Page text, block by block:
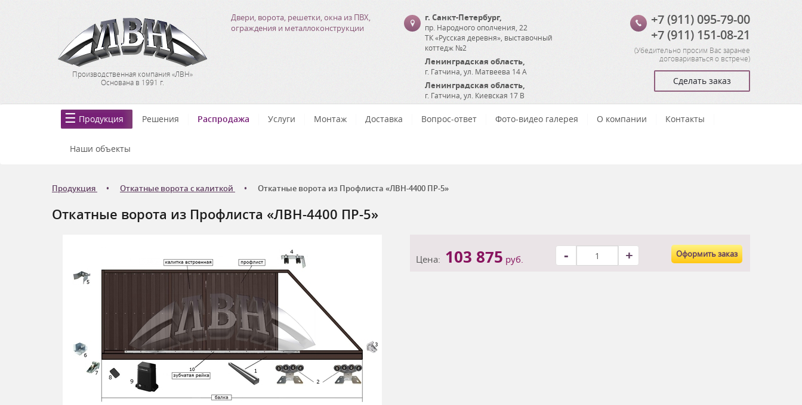
Производственная компания «ЛВН»
Основана в 1991 г.
Двери, ворота, решетки, окна из ПВХ,
ограждения и металлоконструкции
г. Санкт-Петербург,
пр. Народного ополчения, 22
ТК «Русская деревня», выставочный
коттедж №2
Ленинградская область,
г. Гатчина ул. Матвеева 14 А
Ленинградская область,
г. Гатчина ул. Киевская 17 В
+7 (911) 095-79-00
+7 (911) 151-08-21
(Убедительно просим Вас заранее
договариваться о встрече)
Сделать заказ
Продукция Решения Распродажа Услуги Монтаж Доставка Вопрос-ответ Фото-видео галерея О компании Контакты
Наши объекты
Продукция Откатные ворота с калиткой Откатные ворота из Профлиста «ЛВН-4400 ПР-5»
Откатные ворота из Профлиста «ЛВН-4400 ПР-5»
Цена: 103 875 руб. - + Оформить заказ